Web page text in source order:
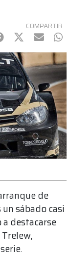
COMPARTIR
Twitter
mail
de
sábado casi
destacarse